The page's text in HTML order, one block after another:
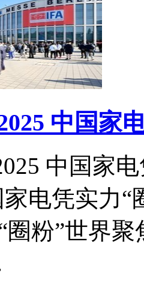
中国家
中国家
电凭实力“
圈粉”世界